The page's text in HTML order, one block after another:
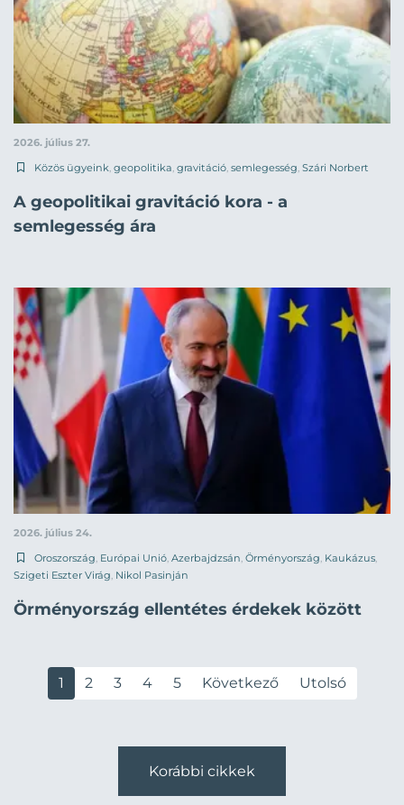
2026. július 27.
Közös ügyeink geopolitika gravitáció semlegesség Szári Norbert
A geopolitikai gravitáció kora - a
semlegesség ára
2026. július 24.
Oroszország, Európai Unió, Azerbajdzsán, Örményország, Kaukázus,
Szigeti Eszter Virág, Nikol Pasinján
Örményország ellentétes érdekek között
1 2 3 4 5 Következő Utolsó
Korábbi cikkek